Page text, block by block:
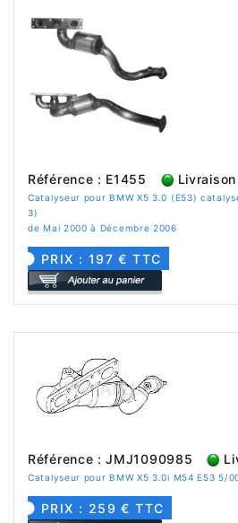
Référence : E1455 Livraison
Catalyseur pour BMW X5 3.0 (E53)
3)
de Mai 2000 à Décembre 2006
PRIX : 197 € TTC
Référence : JMJ1090985
Catalyseur pour BMW X5 3.0i M54 E53 5/
PRIX : 259 € TTC